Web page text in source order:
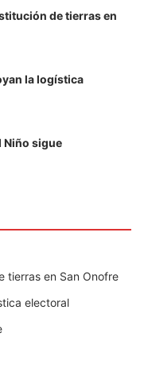
de tierras en
la logística
Niño sigue
tierras en San Onofre
electoral